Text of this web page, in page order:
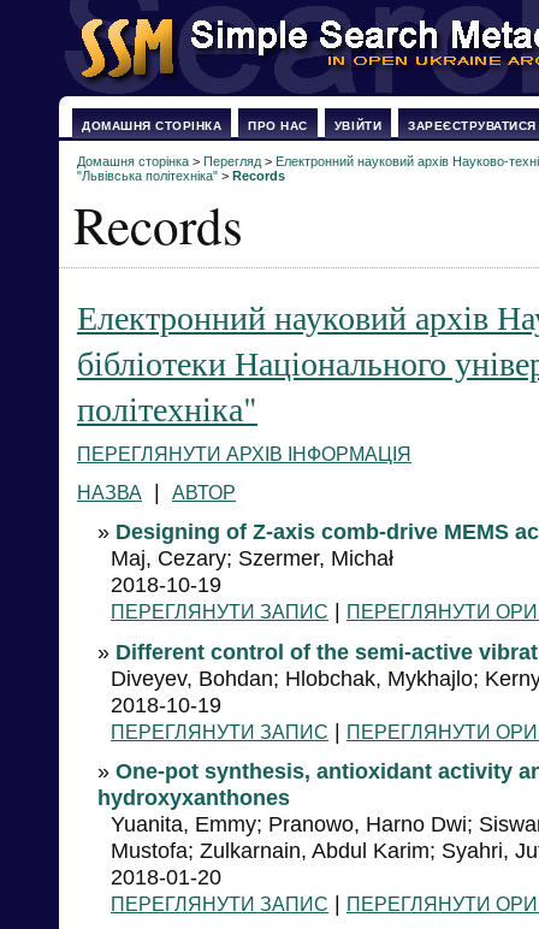
ДОМАШНЯ СТОРІНКА ПРО НАС УВІЙТИ ЗАРЕЄСТРУВАТИСЯ
Домашня сторінка > Перегляд > Електронний науковий архів Науково-
"Львівська політехніка" > Records
Records
Електронний науковий архів
бібліотеки Національного
політехніка"
ПЕРЕГЛЯНУТИ АРХІВ ІНФОРМАЦІЯ
НАЗВА
| АВТОР
» Designing of Z-axis comb-drive MEMS
Maj, Cezary; Szermer, Michał
2018-10-19
ПЕРЕГЛЯНУТИ ЗАПИС | ПЕРЕГЛЯНУТИ
» Different control of the semi-active
Diveyev, Bohdan; Hlobchak, Mykhajlo;
2018-10-19
ПЕРЕГЛЯНУТИ ЗАПИС | ПЕРЕГЛЯНУТИ
» One-pot synthesis, antioxidant activity
hydroxyxanthones
Yuanita, Emmy; Pranowo, Harno Dwi;
Mustofa; Zulkarnain, Abdul Karim; Syahri,
2018-01-20
ПЕРЕГЛЯНУТИ ЗАПИС | ПЕРЕГЛЯНУТИ